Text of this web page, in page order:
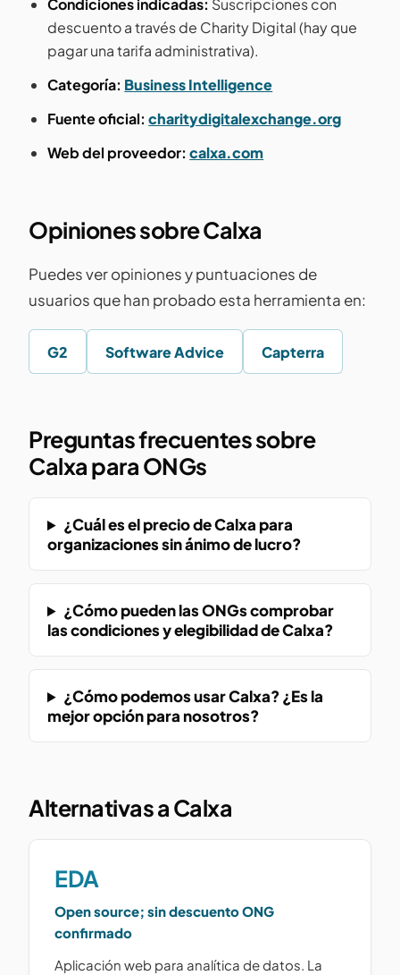
Condiciones indicadas: Suscripciones con
descuento a través de Charity Digital (hay que
pagar una tarifa administrativa).
Categoría: Business Intelligence
Fuente oficial: charitydigitalexchange.org
Web del proveedor: calxa.com
Opiniones sobre Calxa
Puedes ver opiniones y puntuaciones de
usuarios que han probado esta herramienta en:
G2 Software Advice Capterra
Preguntas frecuentes sobre
Calxa para ONGs
¿Cuál es el precio de Calxa para
organizaciones sin ánimo de lucro?
¿Cómo pueden las ONGs comprobar
las condiciones y elegibilidad de Calxa?
¿Cómo podemos usar Calxa? ¿Es la
mejor opción para nosotros?
Alternativas a Calxa
EDA
Open source; sin descuento ONG
confirmado
Aplicación web para analítica de datos. La